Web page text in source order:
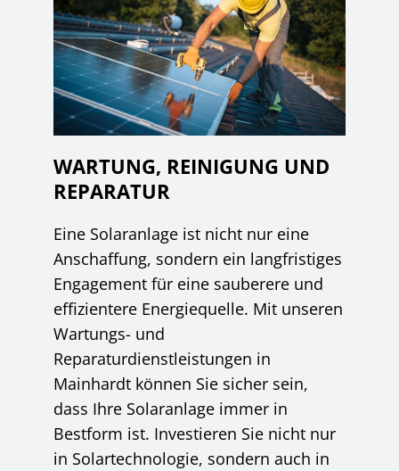
WARTUNG, REINIGUNG UND
REPARATUR
Eine Solaranlage ist nicht nur eine
Anschaffung, sondern ein langfristiges
Engagement für eine sauberere und
effizientere Energiequelle. Mit unseren
Wartungs- und
Reparaturdienstleistungen in
Mainhardt können Sie sicher sein,
dass Ihre Solaranlage immer in
Bestform ist. Investieren Sie nicht nur
in Solartechnologie, sondern auch in